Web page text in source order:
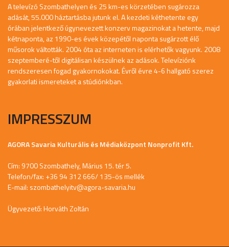
A televízó Szombathelyen és 25 km-es körzetében sugározza
adását, 55.000 háztartásba jutunk el. A kezdeti kéthetente egy
órában jelentkező úgynevezett konzerv magazinokat a hetente, majd
kétnaponta, az 1990-es évek közepétől naponta sugárzott élő
műsorok váltották. 2004 óta az interneten is elérhetők vagyunk. 2008
szeptemberé-től digitálisan készülnek az adások. Televíziónk
rendszeresen fogad gyakornokokat. Évről évre 4-6 hallgató szerez
gyakorlati ismereteket a stúdiónkban.
IMPRESSZUM
AGORA Savaria Kulturális és Médiaközpont Nonprofit Kft.
Cím: 9700 Szombathely, Márius 15. tér 5.
Telefon/fax: +36 94 312 666/ 135-ös mellék
E-mail: szombathelyitv@agora-savaria.hu
Ügyvezető: Horváth Zoltán